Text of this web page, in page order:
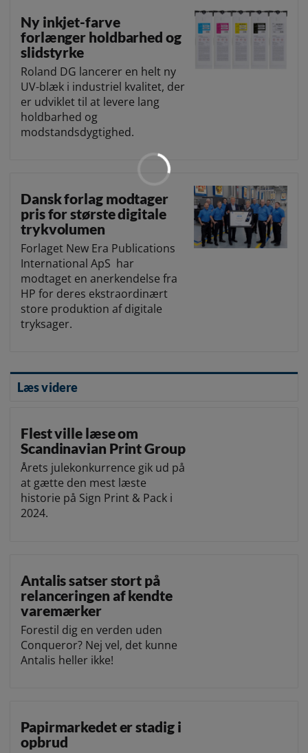
Ny inkjet-farve
forlænger holdbarhed og
slidstyrke
Roland DG lancerer en helt ny
UV-blæk i industriel kvalitet, der
er udviklet til at levere lang
holdbarhed og
modstandsdygtighed.
Dansk forlag modtager
pris for største digitale
trykvolumen
Forlaget New Era Publications
International ApS har
modtaget en anerkendelse fra
HP for deres ekstraordinært
store produktion af digitale
tryksager.
Læs videre
Flest ville læse om
Scandinavian Print Group
Årets julekonkurrence gik ud på
at gætte den mest læste
historie på Sign Print & Pack i
2024.
Antalis satser stort på
relanceringen af kendte
varemærker
Forestil dig en verden uden
Conqueror? Nej vel, det kunne
Antalis heller ikke!
Papirmarkedet er stadig i
opbrud